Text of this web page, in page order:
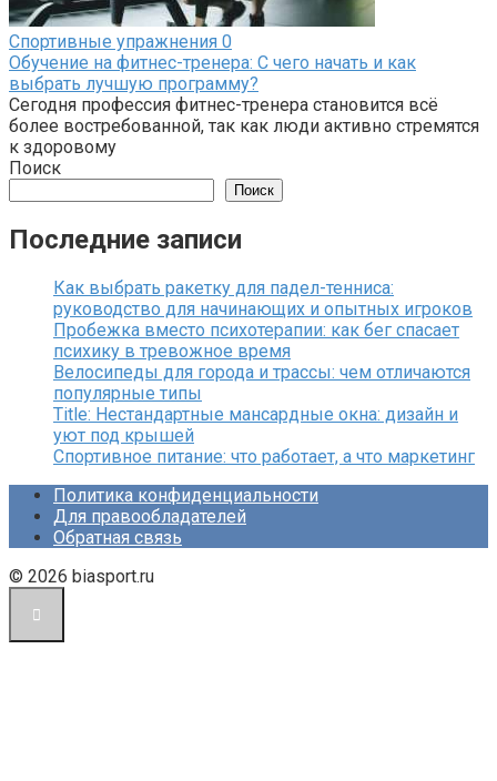
Спортивные упражнения 0
Обучение на фитнес-тренера: С чего начать и как
выбрать лучшую программу?
Сегодня профессия фитнес-тренера становится всё
более востребованной, так как люди активно стремятся
к здоровому
Поиск
Поиск
Последние записи
Как выбрать ракетку для падел-тенниса:
руководство для начинающих и опытных игроков
Пробежка вместо психотерапии: как бег спасает
психику в тревожное время
Велосипеды для города и трассы: чем отличаются
популярные типы
Title: Нестандартные мансардные окна: дизайн и
уют под крышей
Спортивное питание: что работает, а что маркетинг
Политика конфиденциальности
Для правообладателей
Обратная связь
© 2026 biasport.ru